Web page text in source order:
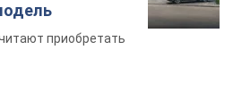
приобретать